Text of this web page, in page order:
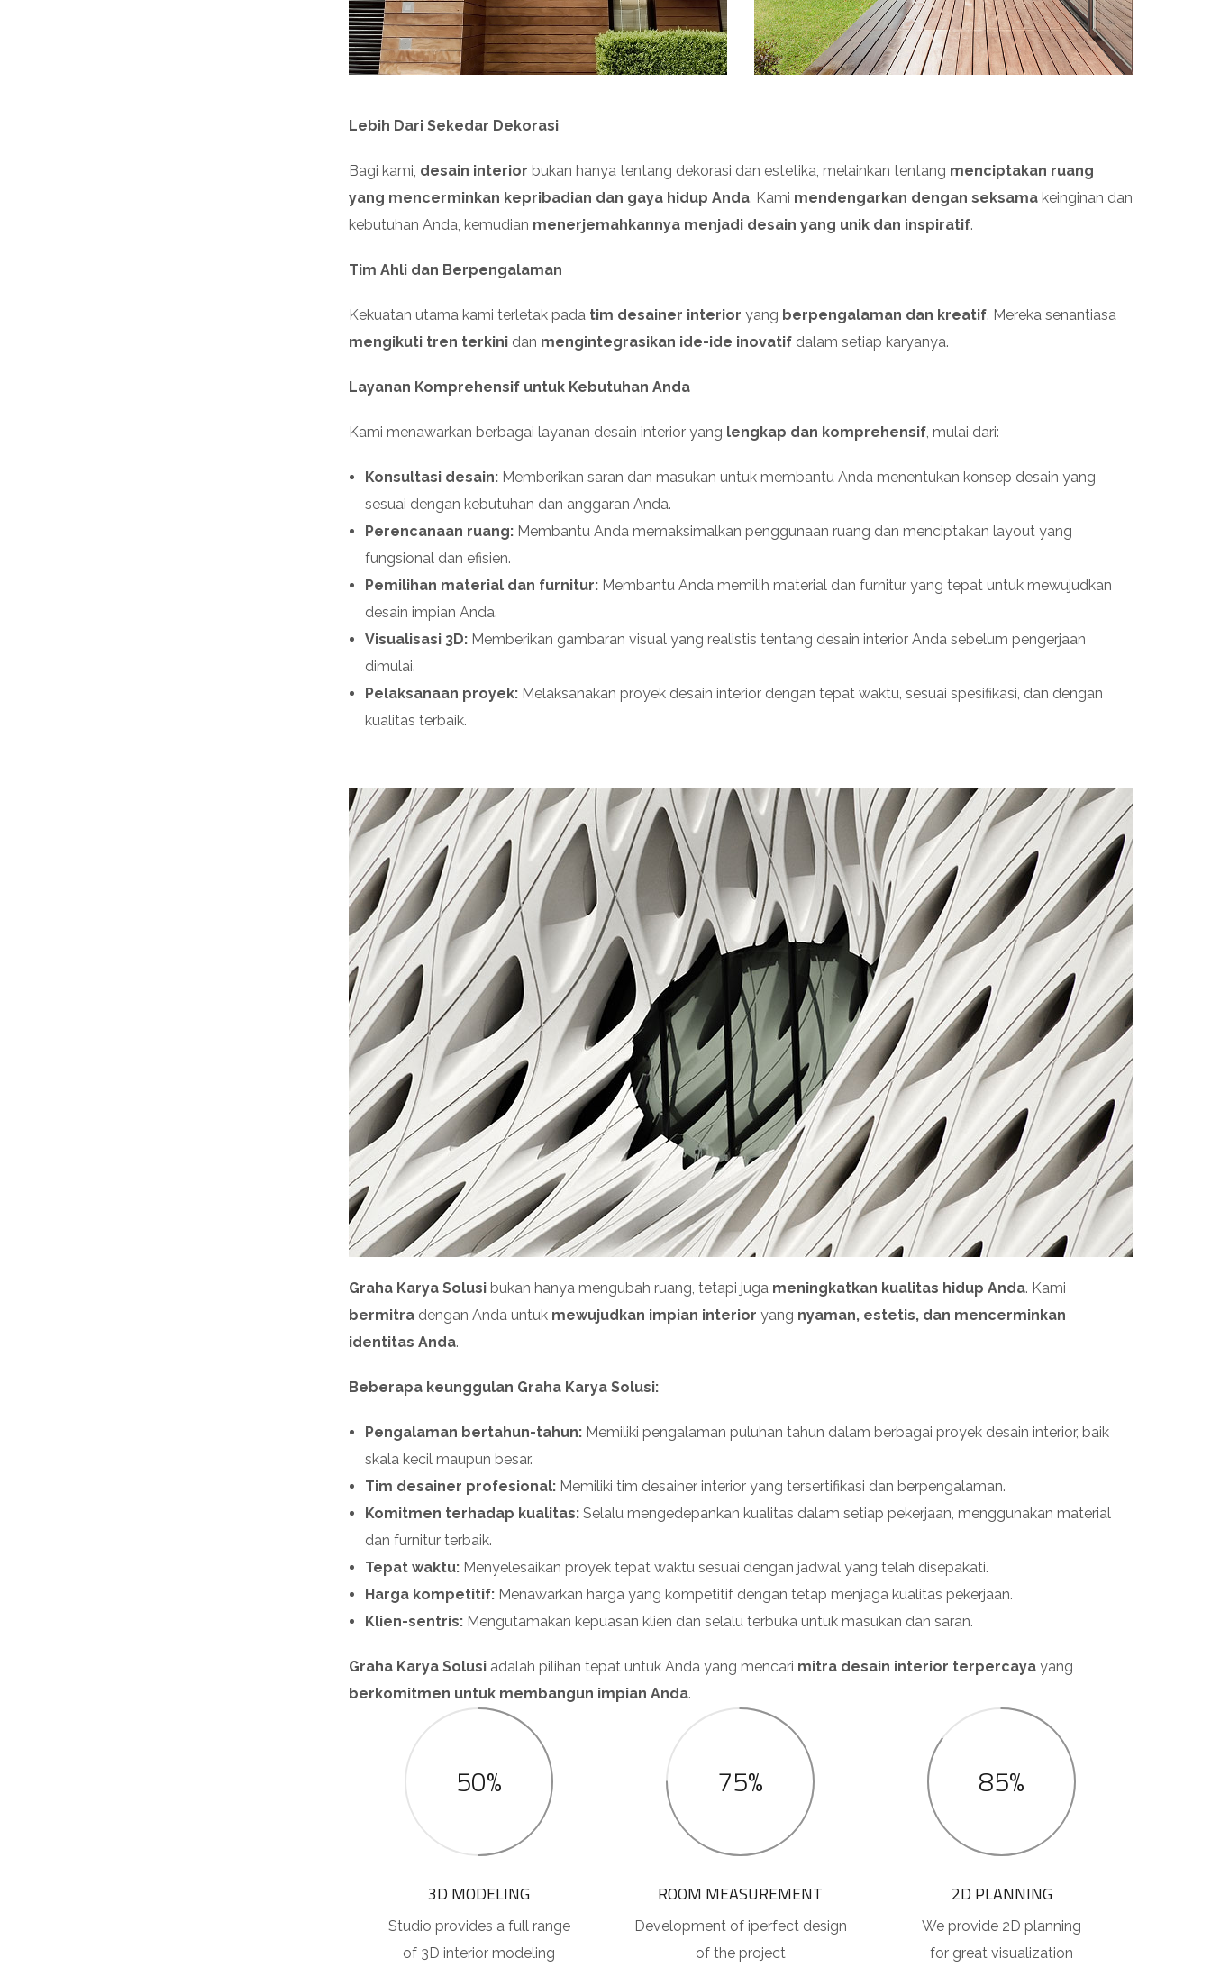
Lebih Dari Sekedar Dekorasi
Bagi kami, desain interior bukan hanya tentang dekorasi dan estetika, melainkan tentang menciptakan ruang
yang mencerminkan kepribadian dan gaya hidup Anda. Kami mendengarkan dengan seksama keinginan dan
kebutuhan Anda, kemudian menerjemahkannya menjadi desain yang unik dan inspiratif.
Tim Ahli dan Berpengalaman
Kekuatan utama kami terletak pada tim desainer interior yang berpengalaman dan kreatif. Mereka senantiasa
mengikuti tren terkini dan mengintegrasikan ide-ide inovatif dalam setiap karyanya.
Layanan Komprehensif untuk Kebutuhan Anda
Kami menawarkan berbagai layanan desain interior yang lengkap dan komprehensif , mulai dari:
Konsultasi desain: Memberikan saran dan masukan untuk membantu Anda menentukan konsep desain yang
sesuai dengan kebutuhan dan anggaran Anda.
Perencanaan ruang: Membantu Anda memaksimalkan penggunaan ruang dan menciptakan layout yang
fungsional dan efisien.
Pemilihan material dan furnitur: Membantu Anda memilih material dan furnitur yang tepat untuk mewujudkan
desain impian Anda.
Visualisasi 3D: Memberikan gambaran visual yang realistis tentang desain interior Anda sebelum pengerjaan
dimulai.
Pelaksanaan proyek: Melaksanakan proyek desain interior dengan tepat waktu, sesuai spesifikasi, dan dengan
kualitas terbaik.
Graha Karya Solusi bukan hanya mengubah ruang, tetapi juga meningkatkan kualitas hidup Anda. Kami
bermitra dengan Anda untuk mewujudkan impian interior yang nyaman, estetis, dan mencerminkan
identitas Anda.
Beberapa keunggulan Graha Karya Solusi:
Pengalaman bertahun-tahun: Memiliki pengalaman puluhan tahun dalam berbagai proyek desain interior, baik
skala kecil maupun besar.
Tim desainer profesional: Memiliki tim desainer interior yang tersertifikasi dan berpengalaman.
Komitmen terhadap kualitas: Selalu mengedepankan kualitas dalam setiap pekerjaan, menggunakan material
dan furnitur terbaik.
Tepat waktu: Menyelesaikan proyek tepat waktu sesuai dengan jadwal yang telah disepakati.
Harga kompetitif: Menawarkan harga yang kompetitif dengan tetap menjaga kualitas pekerjaan.
Klien-sentris: Mengutamakan kepuasan klien dan selalu terbuka untuk masukan dan saran.
Graha Karya Solusi adalah pilihan tepat untuk Anda yang mencari mitra desain interior terpercaya yang
berkomitmen untuk membangun impian Anda.
50%
3D MODELING
Studio provides a full range
of 3D interior modeling
75%
ROOM MEASUREMENT
Development of iperfect design
of the project
85%
2D PLANNING
We provide 2D planning
for great visualization